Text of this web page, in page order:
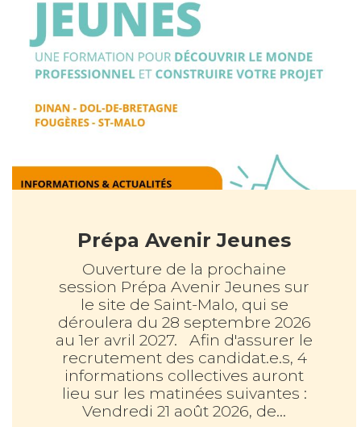
Prépa Avenir Jeunes
Ouverture de la prochaine
session Prépa Avenir Jeunes sur
le site de Saint-Malo, qui se
déroulera du 28 septembre 2026
au 1er avril 2027. Afin d'assurer le
recrutement des candidat.e.s, 4
informations collectives auront
lieu sur les matinées suivantes :
Vendredi 21 août 2026, de...